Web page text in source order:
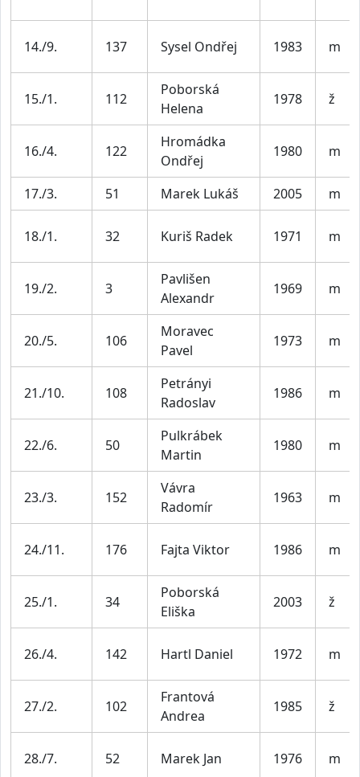
14./9. 137 Sysel Ondřej 1983 m
15./1. 112
Poborská
Helena
1978 ž
16./4. 122
Hromádka
Ondřej
1980 m
17./3. 51 Marek Lukáš 2005 m
18./1. 32 Kuriš Radek 1971 m
19./2. 3
Pavlišen
Alexandr
1969 m
20./5. 106
Moravec
Pavel
1973 m
21./10. 108
Petrányi
Radoslav
1986 m
22./6. 50
Pulkrábek
Martin
1980 m
23./3. 152
Vávra
Radomír
1963 m
24./11. 176 Fajta Viktor 1986 m
25./1. 34
Poborská
Eliška
2003 ž
26./4. 142 Hartl Daniel 1972 m
27./2. 102
Frantová
Andrea
1985 ž
28./7. 52 Marek Jan 1976 m